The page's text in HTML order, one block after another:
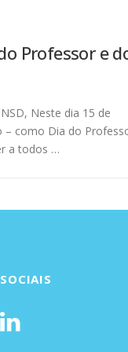
Professor e
Neste dia 15 de
– como Dia do
a todos …